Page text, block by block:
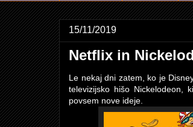
15/11/2019
Netflix in
Le nekaj dni zatem, ko je
televizijsko hišo Nickelodeon,
povsem nove ideje.